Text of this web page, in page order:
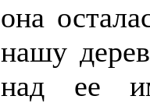
она
нашу
над ее